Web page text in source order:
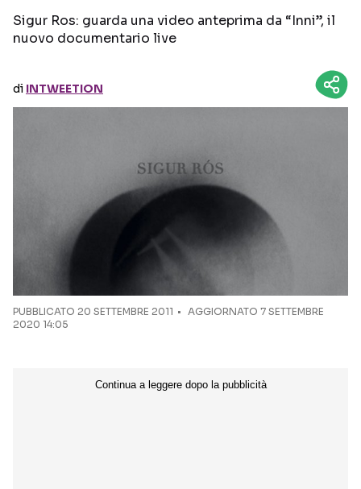
Seguici sui social
Sigur Ros: guarda una video anteprima da “Inni”, il
nuovo documentario live
di INTWEETION
PUBBLICATO 20 SETTEMBRE 2011
AGGIORNATO 7 SETTEMBRE
2020 14:05